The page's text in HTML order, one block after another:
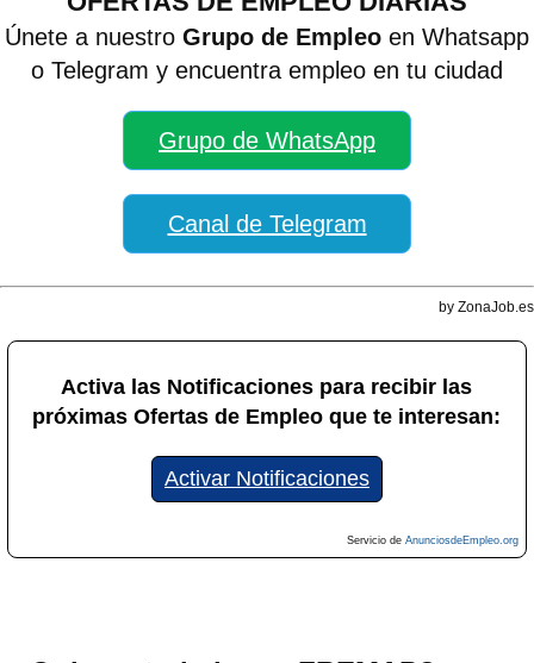
Únete a nuestro Grupo de Empleo en Whatsapp
o Telegram y encuentra empleo en tu ciudad
Grupo de WhatsApp
Canal de Telegram
by ZonaJob.es
Activa las Notificaciones para recibir las
próximas Ofertas de Empleo que te interesan:
Activar Notificaciones
Servicio de AnunciosdeEmpleo.org